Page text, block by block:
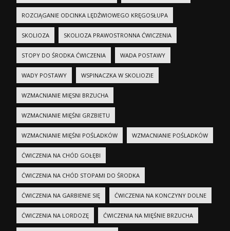
ROZCIĄGANIE ODCINKA LĘDŹWIOWEGO KRĘGOSŁUPA
SKOLIOZA SKOLIOZA PRAWOSTRONNA ĆWICZENIA
STOPY DO ŚRODKA ĆWICZENIA WADA POSTAWY
WADY POSTAWY WSPINACZKA W SKOLIOZIE
WZMACNIANIE MIĘSNI BRZUCHA
WZMACNIANIE MIĘŚNI GRZBIETU
WZMACNIANIE MIĘŚNI POŚLADKÓW WZMACNIANIE POŚLADKÓW
ĆWICZENIA NA CHÓD GOŁĘBI
ĆWICZENIA NA CHÓD STOPAMI DO ŚRODKA
ĆWICZENIA NA GARBIENIE SIĘ ĆWICZENIA NA KONCZYNY DOLNE
ĆWICZENIA NA LORDOZĘ ĆWICZENIA NA MIĘŚNIE BRZUCHA